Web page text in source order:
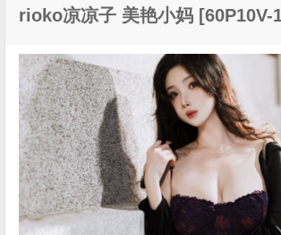
rioko凉凉子 美艳小妈 [60P10V-